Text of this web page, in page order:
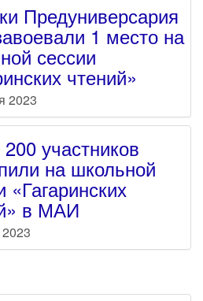
Предуниверсария
1 место на
сессии
чтений»
2023
участников
на школьной
«Гагаринских
в МАИ